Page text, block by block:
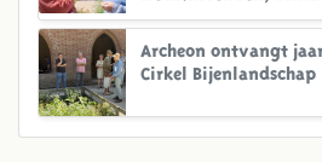
Archeon ontvangt
Cirkel Bijenlandschap